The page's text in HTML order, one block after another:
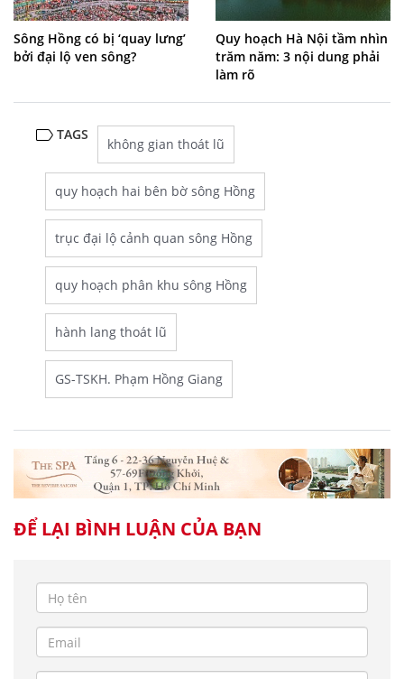
Sông Hồng có bị ‘quay lưng’
bởi đại lộ ven sông?
Quy hoạch Hà Nội tầm nhìn
trăm năm: 3 nội dung phải
làm rõ
TAGS
không gian thoát lũ
quy hoạch hai bên bờ sông Hồng
trục đại lộ cảnh quan sông Hồng
quy hoạch phân khu sông Hồng
hành lang thoát lũ
GS-TSKH. Phạm Hồng Giang
ĐỂ LẠI BÌNH LUẬN CỦA BẠN